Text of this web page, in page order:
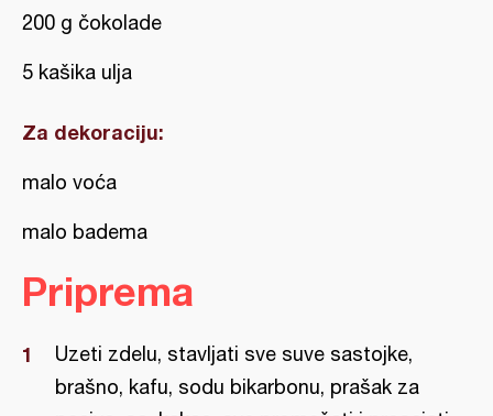
200 g čokolade
5 kašika ulja
Za dekoraciju:
malo voća
malo badema
Priprema
Uzeti zdelu, stavljati sve suve sastojke,
brašno, kafu, sodu bikarbonu, prašak za